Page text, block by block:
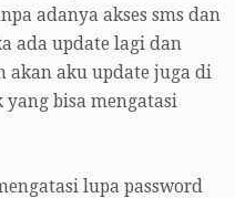
adanya akses sms dan
ada update lagi dan
akan aku update juga di
bisa mengatasi
lupa password